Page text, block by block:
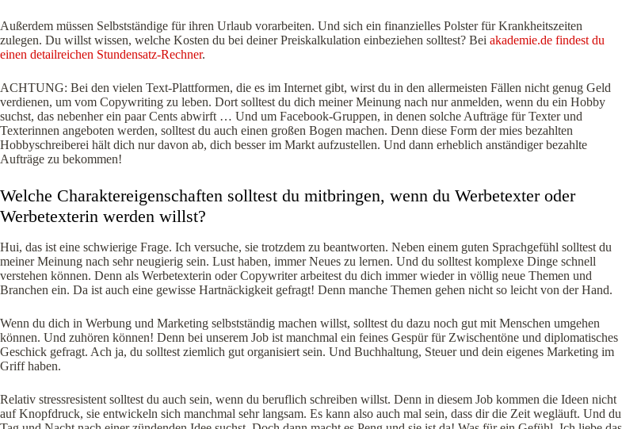
Außerdem müssen Selbstständige für ihren Urlaub vorarbeiten. Und sich ein finanzielles Polster für Krankheitszeiten
zulegen. Du willst wissen, welche Kosten du bei deiner Preiskalkulation einbeziehen solltest? Bei akademie.de findest du
einen detailreichen Stundensatz-Rechner.
ACHTUNG: Bei den vielen Text-Plattformen, die es im Internet gibt, wirst du in den allermeisten Fällen nicht genug Geld
verdienen, um vom Copywriting zu leben. Dort solltest du dich meiner Meinung nach nur anmelden, wenn du ein Hobby
suchst, das nebenher ein paar Cents abwirft … Und um Facebook-Gruppen, in denen solche Aufträge für Texter und
Texterinnen angeboten werden, solltest du auch einen großen Bogen machen. Denn diese Form der mies bezahlten
Hobbyschreiberei hält dich nur davon ab, dich besser im Markt aufzustellen. Und dann erheblich anständiger bezahlte
Aufträge zu bekommen!
Welche Charaktereigenschaften solltest du mitbringen, wenn du Werbetexter oder
Werbetexterin werden willst?
Hui, das ist eine schwierige Frage. Ich versuche, sie trotzdem zu beantworten. Neben einem guten Sprachgefühl solltest du
meiner Meinung nach sehr neugierig sein. Lust haben, immer Neues zu lernen. Und du solltest komplexe Dinge schnell
verstehen können. Denn als Werbetexterin oder Copywriter arbeitest du dich immer wieder in völlig neue Themen und
Branchen ein. Da ist auch eine gewisse Hartnäckigkeit gefragt! Denn manche Themen gehen nicht so leicht von der Hand.
Wenn du dich in Werbung und Marketing selbstständig machen willst, solltest du dazu noch gut mit Menschen umgehen
können. Und zuhören können! Denn bei unserem Job ist manchmal ein feines Gespür für Zwischentöne und diplomatisches
Geschick gefragt. Ach ja, du solltest ziemlich gut organisiert sein. Und Buchhaltung, Steuer und dein eigenes Marketing im
Griff haben.
Relativ stressresistent solltest du auch sein, wenn du beruflich schreiben willst. Denn in diesem Job kommen die Ideen nicht
auf Knopfdruck, sie entwickeln sich manchmal sehr langsam. Es kann also auch mal sein, dass dir die Zeit wegläuft. Und du